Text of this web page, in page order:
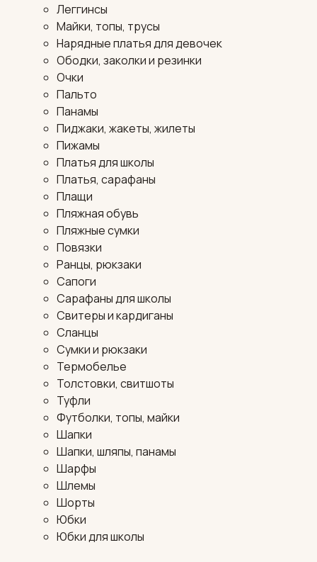
Леггинсы
Майки, топы, трусы
Нарядные платья для девочек
Ободки, заколки и резинки
Очки
Пальто
Панамы
Пиджаки, жакеты, жилеты
Пижамы
Платья для школы
Платья, сарафаны
Плащи
Пляжная обувь
Пляжные сумки
Повязки
Ранцы, рюкзаки
Сапоги
Сарафаны для школы
Свитеры и кардиганы
Сланцы
Сумки и рюкзаки
Термобелье
Толстовки, свитшоты
Туфли
Футболки, топы, майки
Шапки
Шапки, шляпы, панамы
Шарфы
Шлемы
Шорты
Юбки
Юбки для школы